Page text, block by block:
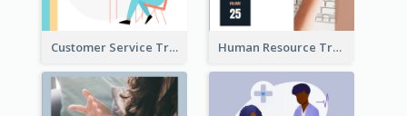
Customer Service Training Manual Human Resource Training Manual